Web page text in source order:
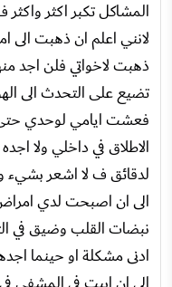
المشاكل تكبر اكثر
لانني اعلم ان ذهبت
ذهبت لاخواتي فلن اجد
تضيع على التحدث الى
فعشت ايامي لوحدي
الاطلاق في داخلي ولا
لدقائق ف لا اشعر بشيء
الى ان اصبحت لدي
نبضات القلب وضيق في
ادنى مشكلة او حينما